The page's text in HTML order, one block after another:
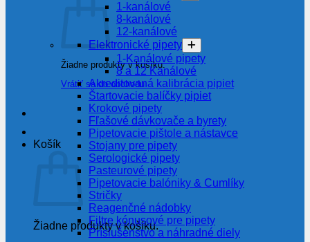
Žiadne produkty v košíku.
Vrátiť sa do obchodu
Košík
Žiadne produkty v košíku.
1-kanálové
8-kanálové
12-kanálové
Elektronické pipety
1-Kanálové pipety
8 a 12 Kanálové
Akreditovaná kalibrácia pipiet
Štartovacie balíčky pipiet
Krokové pipety
Fľašové dávkovače a byrety
Pipetovacie pištole a nástavce
Stojany pre pipety
Serologické pipety
Pasteurové pipety
Pipetovacie balóniky & Cumlíky
Stričky
Reagenčné nádobky
Filtre kónusové pre pipety
Príslušenstvo a náhradné diely